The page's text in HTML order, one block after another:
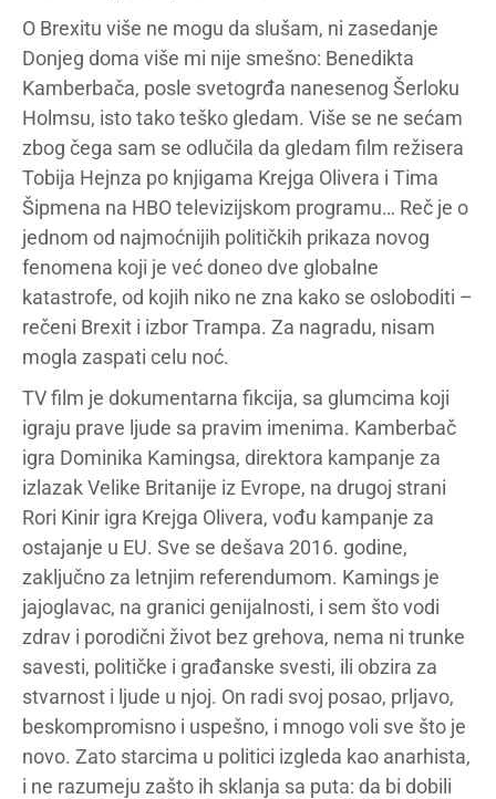
O Brexitu više ne mogu da slušam, ni zasedanje
Donjeg doma više mi nije smešno: Benedikta
Kamberbača, posle svetogrđa nanesenog Šerloku
Holmsu, isto tako teško gledam. Više se ne sećam
zbog čega sam se odlučila da gledam film režisera
Tobija Hejnza po knjigama Krejga Olivera i Tima
Šipmena na HBO televizijskom programu… Reč je o
jednom od najmoćnijih političkih prikaza novog
fenomena koji je već doneo dve globalne
katastrofe, od kojih niko ne zna kako se osloboditi –
rečeni Brexit i izbor Trampa. Za nagradu, nisam
mogla zaspati celu noć.
TV film je dokumentarna fikcija, sa glumcima koji
igraju prave ljude sa pravim imenima. Kamberbač
igra Dominika Kamingsa, direktora kampanje za
izlazak Velike Britanije iz Evrope, na drugoj strani
Rori Kinir igra Krejga Olivera, vođu kampanje za
ostajanje u EU. Sve se dešava 2016. godine,
zaključno za letnjim referendumom. Kamings je
jajoglavac, na granici genijalnosti, i sem što vodi
zdrav i porodični život bez grehova, nema ni trunke
savesti, političke i građanske svesti, ili obzira za
stvarnost i ljude u njoj. On radi svoj posao, prljavo,
beskompromisno i uspešno, i mnogo voli sve što je
novo. Zato starcima u politici izgleda kao anarhista,
i ne razumeju zašto ih sklanja sa puta: da bi dobili